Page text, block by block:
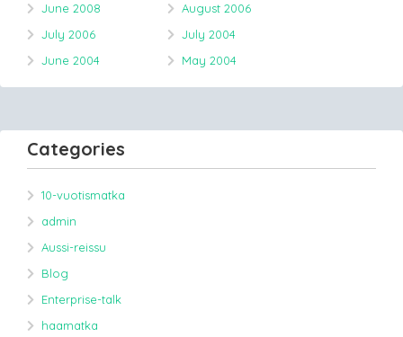
June 2008
August 2006
July 2006
July 2004
June 2004
May 2004
Categories
10-vuotismatka
admin
Aussi-reissu
Blog
Enterprise-talk
haamatka